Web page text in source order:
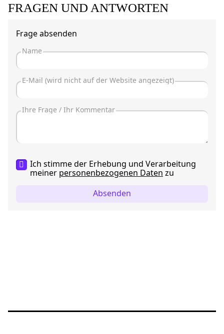
FRAGEN UND ANTWORTEN
Frage absenden
Ich stimme der Erhebung und Verarbeitung
meiner personenbezogenen Daten zu
Absenden